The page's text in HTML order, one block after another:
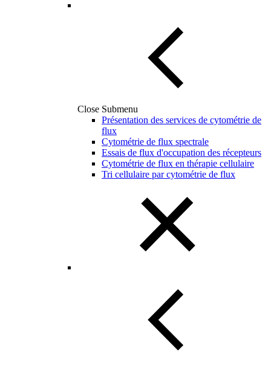
Close Submenu
Présentation des services de cytométrie de
flux
Cytométrie de flux spectrale
Essais de flux d'occupation des récepteurs
Cytométrie de flux en thérapie cellulaire
Tri cellulaire par cytométrie de flux